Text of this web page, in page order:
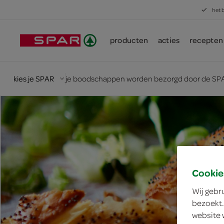
het
producten acties recepten
kies je SPAR je boodschappen worden bezorgd door de
Wij
website